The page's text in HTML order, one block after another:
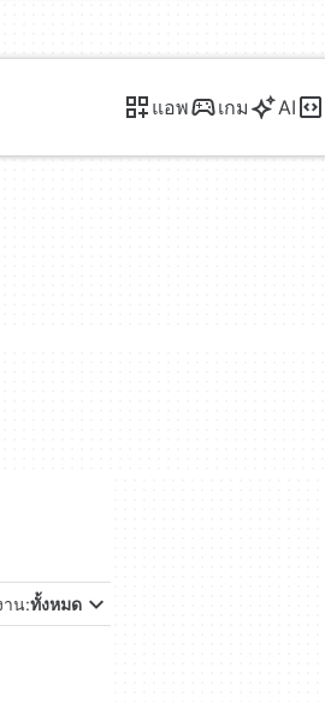
แอพ เกม AI
าน:ทั้งหมด